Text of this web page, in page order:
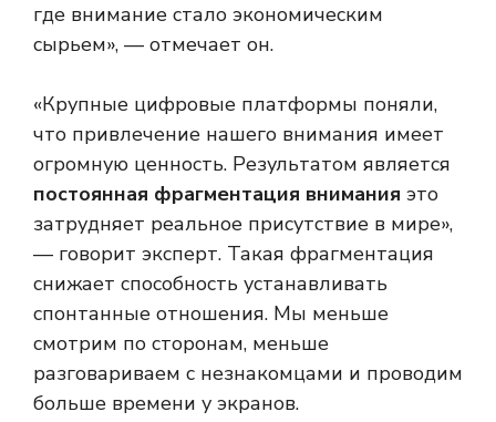
где внимание стало экономическим
сырьем», — отмечает он.
«Крупные цифровые платформы поняли,
что привлечение нашего внимания имеет
огромную ценность. Результатом является
постоянная фрагментация внимания это
затрудняет реальное присутствие в мире»,
— говорит эксперт. Такая фрагментация
снижает способность устанавливать
спонтанные отношения. Мы меньше
смотрим по сторонам, меньше
разговариваем с незнакомцами и проводим
больше времени у экранов.